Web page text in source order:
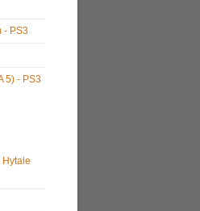
- PS3
5) - PS3
Hytale